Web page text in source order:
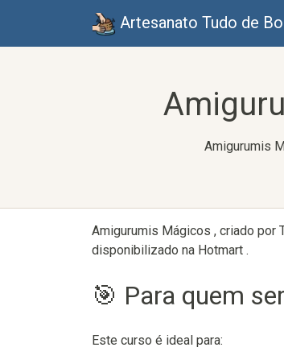
Artesanato Tudo de
Amigurumis
Amigurumis Mágicos , criado por
disponibilizado na Hotmart .
🎯 Para quem
Este curso é ideal para: